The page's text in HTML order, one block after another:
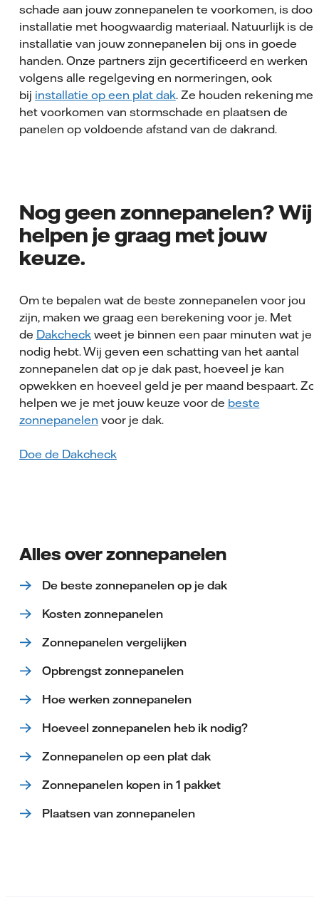
schade aan jouw zonnepanelen te voorkomen, is door
installatie met hoogwaardig materiaal. Natuurlijk is de
installatie van jouw zonnepanelen bij ons in goede
handen. Onze partners zijn gecertificeerd en werken
volgens alle regelgeving en normeringen, ook
bij installatie op een plat dak. Ze houden rekening met
het voorkomen van stormschade en plaatsen de
panelen op voldoende afstand van de dakrand.
Nog geen zonnepanelen? Wij
helpen je graag met jouw
keuze.
Om te bepalen wat de beste zonnepanelen voor jou
zijn, maken we graag een berekening voor je. Met
de Dakcheckweet je binnen een paar minuten wat je
nodig hebt. Wij geven een schatting van het aantal
zonnepanelen dat op je dak past, hoeveel je kan
opwekken en hoeveel geld je per maand bespaart. Zo
helpen we je met jouw keuze voor de beste
zonnepanelen voor je dak.
Doe de Dakcheck
Alles over zonnepanelen
De beste zonnepanelen op je dak
Kosten zonnepanelen
Zonnepanelen vergelijken
Opbrengst zonnepanelen
Hoe werken zonnepanelen
Hoeveel zonnepanelen heb ik nodig?
Zonnepanelen op een plat dak
Zonnepanelen kopen in 1 pakket
Plaatsen van zonnepanelen